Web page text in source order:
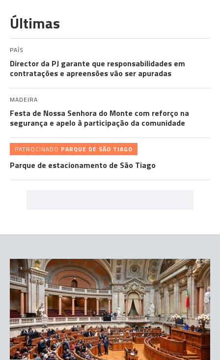
Últimas
PAÍS
Director da PJ garante que responsabilidades em
contratações e apreensões vão ser apuradas
MADEIRA
Festa de Nossa Senhora do Monte com reforço na
segurança e apelo à participação da comunidade
PATROCINADO PARQUE DE SÃO TIAGO
Parque de estacionamento de São Tiago